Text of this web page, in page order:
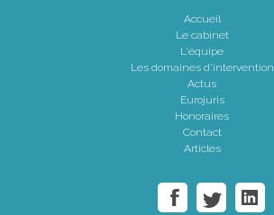
Accueil
Le cabinet
L'équipe
Les domaines d'intervention
Actus
Eurojuris
Honoraires
Contact
Articles